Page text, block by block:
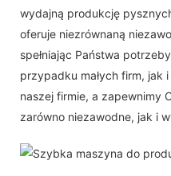
wydajną produkcję
oferuje niezrównaną
spełniając Państwa
przypadku małych firm, jak
naszej firmie, a zapewnimy
zarówno niezawodne, jak i